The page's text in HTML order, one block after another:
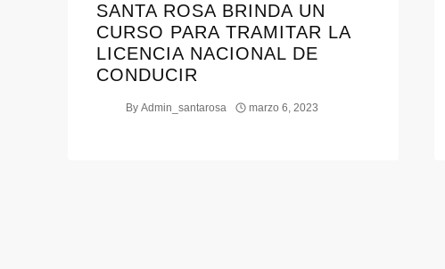
SANTA ROSA BRINDA UN
CURSO PARA TRAMITAR LA
LICENCIA NACIONAL DE
CONDUCIR
By Admin_santarosa marzo 6, 2023